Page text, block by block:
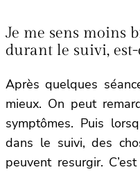
Je me sens moins
durant le suivi,
Après quelques
mieux. On peut
symptômes. Puis
dans le suivi, des
peuvent resurgir.